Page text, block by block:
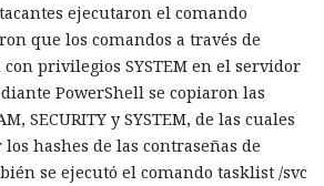
que fue de alrededor de 520 millones.
ejecutaron el comando
que los comandos a través de
privilegios SYSTEM en el servidor
PowerShell se copiaron las
SECURITY y SYSTEM, de las cuales
hashes de las contraseñas de
se ejecutó el comando tasklist /svc